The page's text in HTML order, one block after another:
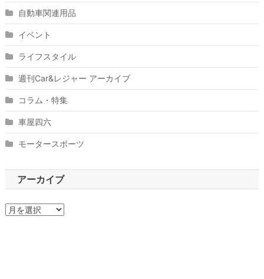
自動車関連用品
イベント
ライフスタイル
週刊Car&レジャー アーカイブ
コラム・特集
車屋四六
モータースポーツ
アーカイブ
ア